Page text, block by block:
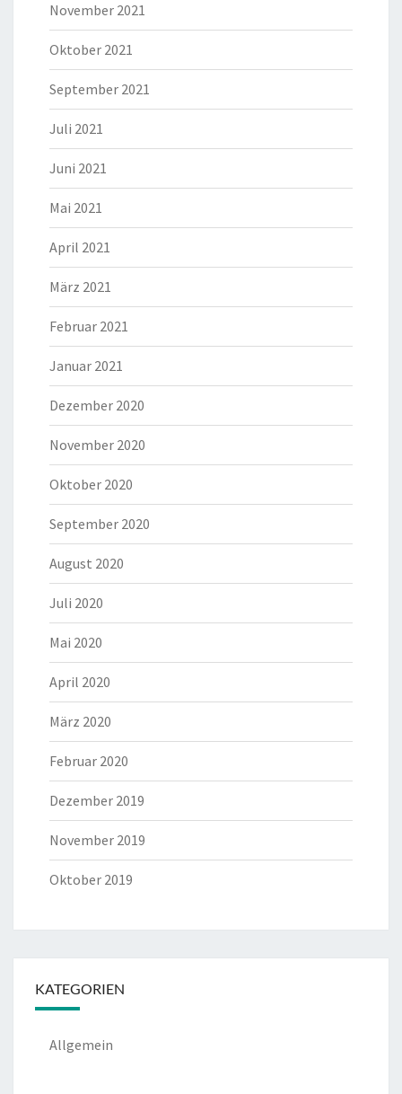
November 2021
Oktober 2021
September 2021
Juli 2021
Juni 2021
Mai 2021
April 2021
März 2021
Februar 2021
Januar 2021
Dezember 2020
November 2020
Oktober 2020
September 2020
August 2020
Juli 2020
Mai 2020
April 2020
März 2020
Februar 2020
Dezember 2019
November 2019
Oktober 2019
KATEGORIEN
Allgemein